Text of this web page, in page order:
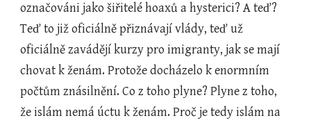
označováni jako šiřitelé hoaxů a hysterici? A teď?
Teď to již oficiálně přiznávají vlády, teď už
oficiálně zavádějí kurzy pro imigranty, jak se mají
chovat k ženám. Protože docházelo k enormním
počtům znásilnění. Co z toho plyne? Plyne z toho,
že islám nemá úctu k ženám. Proč je tedy islám na